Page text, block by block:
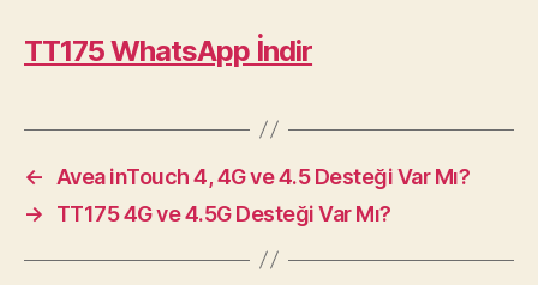
TT175 WhatsApp İndir
←
Avea inTouch 4, 4G ve 4.5 Desteği Var Mı?
→
TT175 4G ve 4.5G Desteği Var Mı?